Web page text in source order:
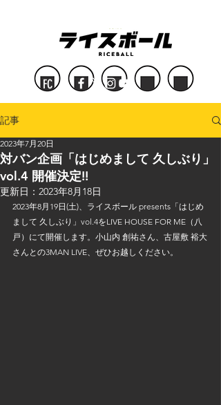
FC
記事
対バン企画「はじめまして 久しぶり」
vol.4 開催決定!!
2023年7月20日
更新日： 2023年8月18日
2023年8月19日(土)、ライスボール presents「はじめ
まして 久しぶり」vol.4をLIVE HOUSE FOR ME（八
戸）にて開催します。小山内 創祐さん、古屋敷 裕大
さんとの3MAN LIVE、ぜひお越しください。